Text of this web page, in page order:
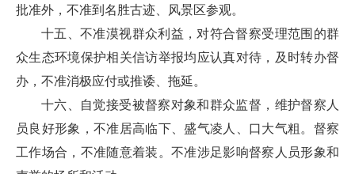
批准外，不准到名胜古迹、风景区参观。
十五、不准漠视群众利益，对符合督察受理范围的群
众生态环境保护相关信访举报均应认真对待，及时转办督
办，不准消极应付或推诿、拖延。
十六、自觉接受被督察对象和群众监督，维护督察人
员良好形象，不准居高临下、盛气凌人、口大气粗。督察
工作场合，不准随意着装。不准涉足影响督察人员形象和